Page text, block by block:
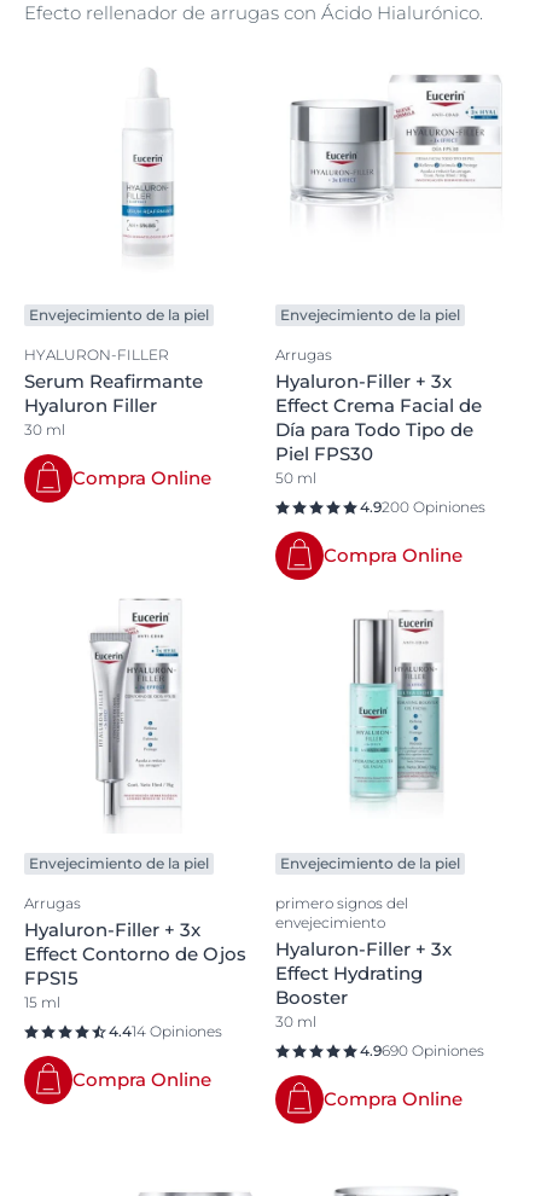
Efecto rellenador de arrugas con Ácido Hialurónico.
Envejecimiento de la piel
HYALURON-FILLER
Serum Reafirmante
Hyaluron Filler
30 ml
Compra Online
Envejecimiento de la piel
Arrugas
Hyaluron-Filler + 3x
Effect Crema Facial de
Día para Todo Tipo de
Piel FPS30
50 ml
4.9200 Opiniones
Compra Online
Envejecimiento de la piel
Arrugas
Hyaluron-Filler + 3x
Effect Contorno de Ojos
FPS15
15 ml
4.414 Opiniones
Compra Online
Envejecimiento de la piel
primero signos del
envejecimiento
Hyaluron-Filler + 3x
Effect Hydrating
Booster
30 ml
4.9690 Opiniones
Compra Online